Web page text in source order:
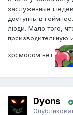
заслуженные
доступны в
люди. Мало того,
производительную
хромосом нет
Dyons